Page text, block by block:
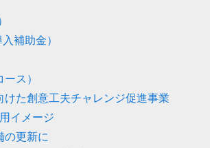
補助金）
ス）
けた創意工夫チャレンジ促進事業
イメージ
の更新に